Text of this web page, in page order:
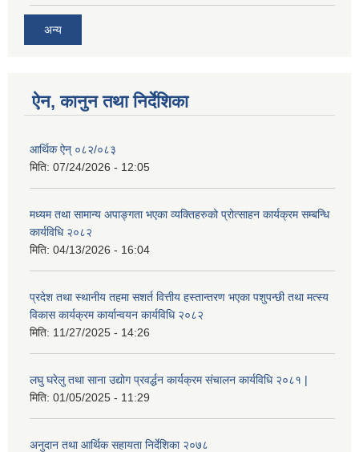
अन्य
ऐन, कानुन तथा निर्देशिका
आर्थिक ऐन् ०८२/०८३
मिति: 07/24/2026 - 12:05
मध्यम तथा सामान्य अपाङ्गता भएका व्यक्तिहरुको प्रोत्साहन कार्यक्रम सम्बन्धि
कार्यविधि २०८२
मिति: 04/13/2026 - 16:04
प्रदेश तथा स्थानीय तहमा सशर्त वित्तीय हस्तान्तरण भएका पशुपन्छी तथा मत्स्य
विकास कार्यक्रम कार्यान्वयन कार्यविधि २०८२
मिति: 11/27/2025 - 14:26
लघु घरेलु तथा साना उद्योग प्रवर्द्धन कार्यक्रम संचालन कार्यविधि २०८१ |
मिति: 01/05/2025 - 11:29
अनुदान तथा आर्थिक सहायता निर्देशिका २०७८